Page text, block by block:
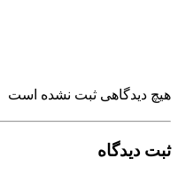
هیچ دیدگاهی ثبت نشده است
ثبت دیدگاه